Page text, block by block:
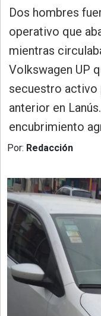
Provincia
»
Salud
»
Cultura
»
Educación
»
Sociedad
Dos hombres
operativo que
mientras
Volkswagen UP
secuestro activo
anterior en
encubrimiento
Por: Redacción